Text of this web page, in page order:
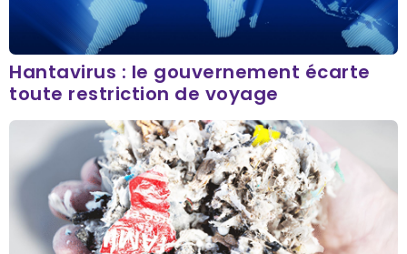
Hantavirus : le gouvernement écarte
toute restriction de voyage